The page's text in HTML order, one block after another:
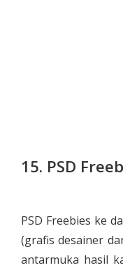
15. PSD
PSD Freebies ke
(grafis desainer
antarmuka hasil